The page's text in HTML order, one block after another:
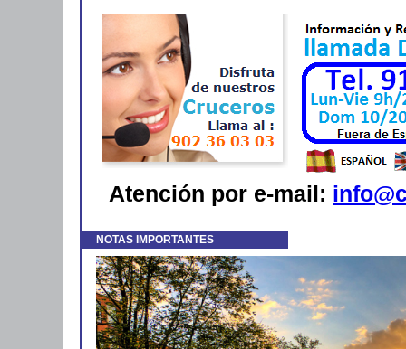
Atención por e-mail:
NOTAS IMPORTANTES